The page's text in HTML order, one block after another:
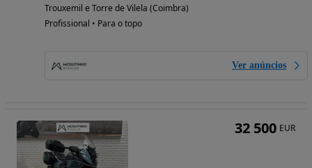
Trouxemil e Torre de Vilela (Coimbra)
Profissional • Para o topo
Ver anúncios
32 500 EUR